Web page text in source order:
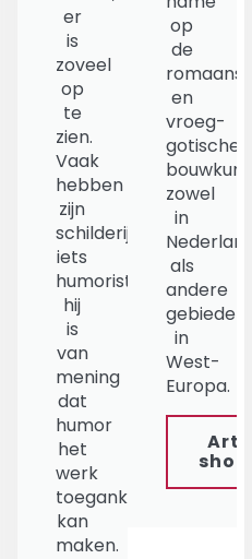
er
is
zoveel
op
te
zien.
Vaak
hebben
zijn
schilderijen
iets
humoristisch,
hij
is
van
mening
dat
humor
het
werk
toegankelijker
kan
maken.
op
de
romaanse
en
vroeg-
gotische
bouwkunst,
zowel
in
Nederland
als
andere
gebieden
in
West-
Europa.
Art
shop